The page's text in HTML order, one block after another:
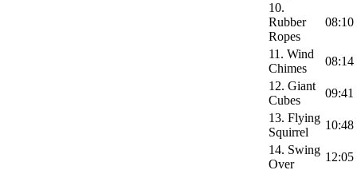
10.
Rubber
Ropes
08:10
11. Wind
Chimes
08:14
12. Giant
Cubes
09:41
13. Flying
Squirrel
10:48
14. Swing
Over
12:05